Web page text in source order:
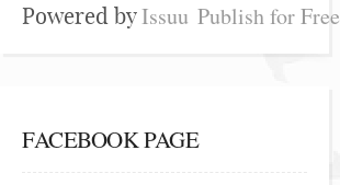
Powered byIssuu Publish for Free
FACEBOOK PAGE